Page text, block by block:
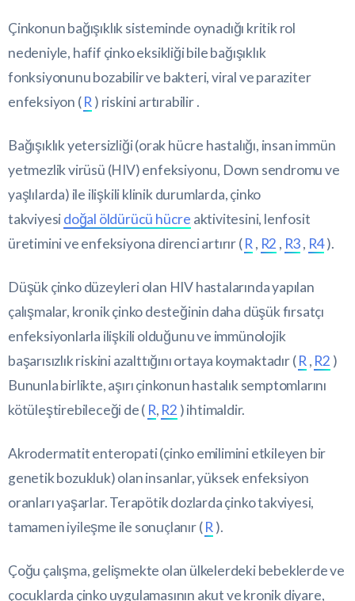
Çinkonun bağışıklık sisteminde oynadığı kritik rol
nedeniyle, hafif çinko eksikliği bile bağışıklık
fonksiyonunu bozabilir ve bakteri, viral ve paraziter
enfeksiyon (R ) riskini artırabilir .
Bağışıklık yetersizliği (orak hücre hastalığı, insan immün
yetmezlik virüsü (HIV) enfeksiyonu, Down sendromu ve
yaşlılarda) ile ilişkili klinik durumlarda, çinko
takviyesidoğal öldürücü hücre aktivitesini, lenfosit
üretimini ve enfeksiyona direnci artırır (R , R2 , R3, R4).
Düşük çinko düzeyleri olan HIV hastalarında yapılan
çalışmalar, kronik çinko desteğinin daha düşük fırsatçı
enfeksiyonlarla ilişkili olduğunu ve immünolojik
başarısızlık riskini azalttığını ortaya koymaktadır (R , R2 )
Bununla birlikte, aşırı çinkonun hastalık semptomlarını
kötüleştirebileceği de ( R, R2 ) ihtimaldir.
Akrodermatit enteropati (çinko emilimini etkileyen bir
genetik bozukluk) olan insanlar, yüksek enfeksiyon
oranları yaşarlar. Terapötik dozlarda çinko takviyesi,
tamamen iyileşme ile sonuçlanır (R ).
Çoğu çalışma, gelişmekte olan ülkelerdeki bebeklerde ve
çocuklarda çinko uygulamasının akut ve kronik diyare,